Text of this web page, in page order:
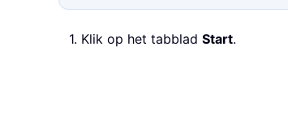
1. Klik op het tabblad Start.